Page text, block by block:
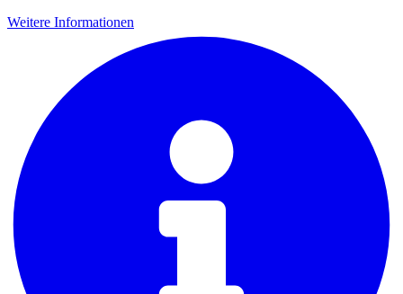
Weitere Informationen